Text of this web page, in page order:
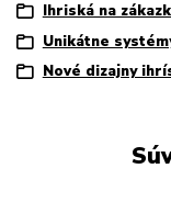
Ihriská na
Unikátne
Nové dizajny